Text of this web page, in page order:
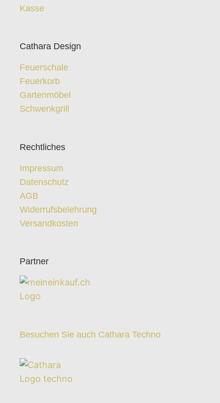
Kasse
Cathara Design
Feuerschale
Feuerkorb
Gartenmöbel
Schwenkgrill
Rechtliches
Impressum
Datenschutz
AGB
Widerrufsbelehrung
Versandkosten
Partner
Besuchen Sie auch Cathara Techno